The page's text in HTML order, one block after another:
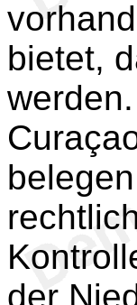
bietet,
der